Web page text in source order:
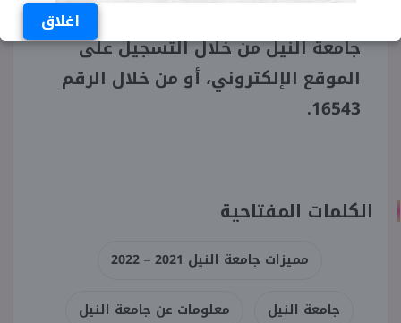
اغلاقالدراسة بها، من الممكن التواصل مع
جامعة النيل من خلال التسجيل على
الموقع الإلكتروني، أو من خلال الرقم
16543.
الكلمات المفتاحية
مميزات جامعة النيل 2021 – 2022
جامعة النيل معلومات عن جامعة النيل